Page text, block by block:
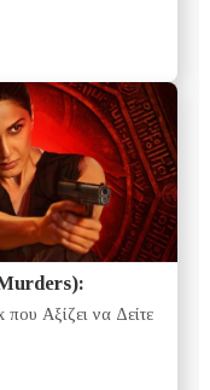
Αξίζει να Δείτε